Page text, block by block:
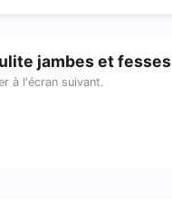
jambes et fesses
à l'écran suivant.